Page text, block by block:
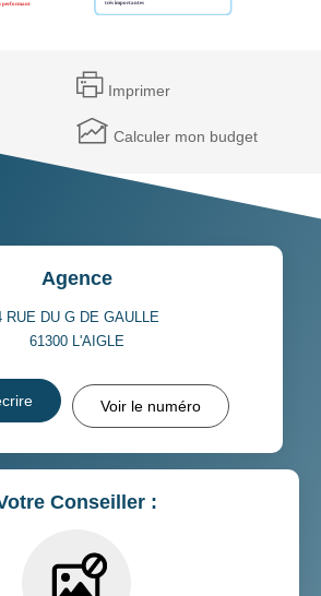
Imprimer
Calculer mon budget
Agence
RUE DU G DE GAULLE
61300 L'AIGLE
Voir le numéro
Conseiller :